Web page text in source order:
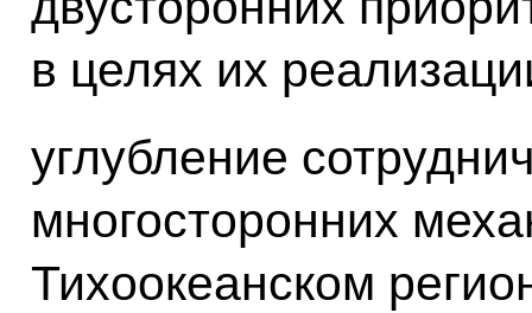
в целях их
углубление
многосторонних
Тихоокеанском